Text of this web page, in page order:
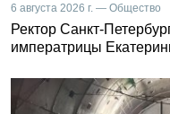
6 августа 2026 г. — Общество
Ректор Санкт-
императрицы